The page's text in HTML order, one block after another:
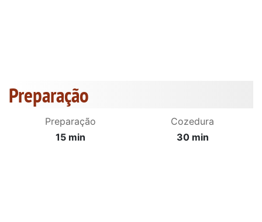
Preparação
Preparação
15 min
Cozedura
30 min